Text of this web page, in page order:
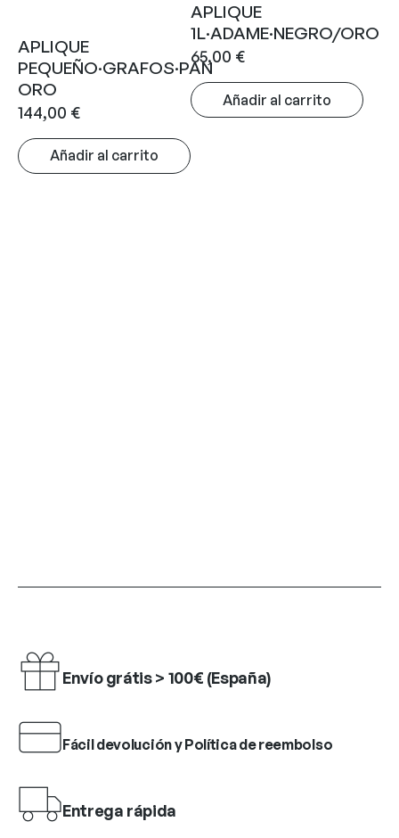
APLIQUE
PEQUEÑO·GRAFOS·PAN
ORO
144,00 €
Añadir al carrito
APLIQUE
1L·ADAME·NEGRO/ORO
65,00 €
Añadir al carrito
Envío grátis > 100€ (España)
Fácil devolución y Política de reembolso
Entrega rápida